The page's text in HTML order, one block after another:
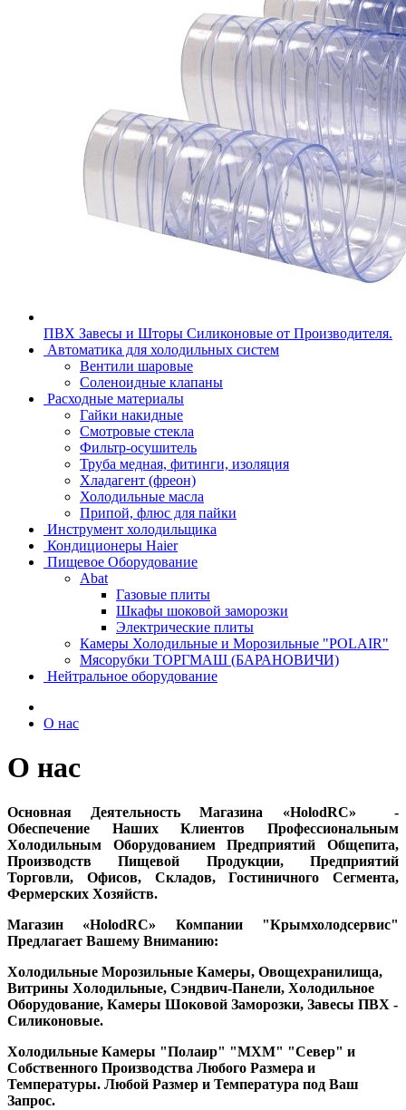
ПВХ Завесы и Шторы Силиконовые от Производителя.
Автоматика для холодильных систем
Вентили шаровые
Соленоидные клапаны
Расходные материалы
Гайки накидные
Смотровые стекла
Фильтр-осушитель
Труба медная, фитинги, изоляция
Хладагент (фреон)
Холодильные масла
Припой, флюс для пайки
Инструмент холодильщика
Кондиционеры Haier
Пищевое Оборудование
Abat
Газовые плиты
Шкафы шоковой заморозки
Электрические плиты
Камеры Холодильные и Морозильные "POLAIR"
Мясорубки ТОРГМАШ (БАРАНОВИЧИ)
Нейтральное оборудование
О нас
О нас
Основная Деятельность Магазина «HolodRC» -
Обеспечение Наших Клиентов Профессиональным
Холодильным Оборудованием Предприятий Общепита,
Производств Пищевой Продукции, Предприятий
Торговли, Офисов, Складов, Гостиничного Сегмента,
Фермерских Хозяйств.
Магазин «HolodRC» Компании "Крымхолодсервис"
Предлагает Вашему Вниманию:
Холодильные Морозильные Камеры, Овощехранилища,
Витрины Холодильные, Сэндвич-Панели, Холодильное
Оборудование, Камеры Шоковой Заморозки, Завесы ПВХ -
Силиконовые.
Холодильные Камеры "Полаир" "МХМ" "Север" и
Собственного Производства Любого Размера и
Температуры. Любой Размер и Температура под Ваш
Запрос.